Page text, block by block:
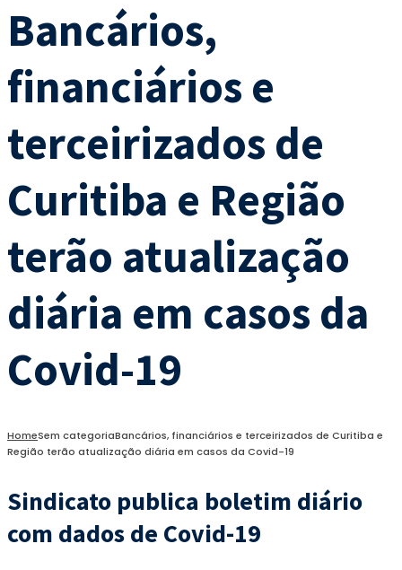
Bancários,
financiários e
terceirizados de
Curitiba e Região
terão atualização
diária em casos da
Covid-19
HomeSem categoriaBancários, financiários e terceirizados de Curitiba e
Região terão atualização diária em casos da Covid-19
Sindicato publica boletim diário
com dados de Covid-19